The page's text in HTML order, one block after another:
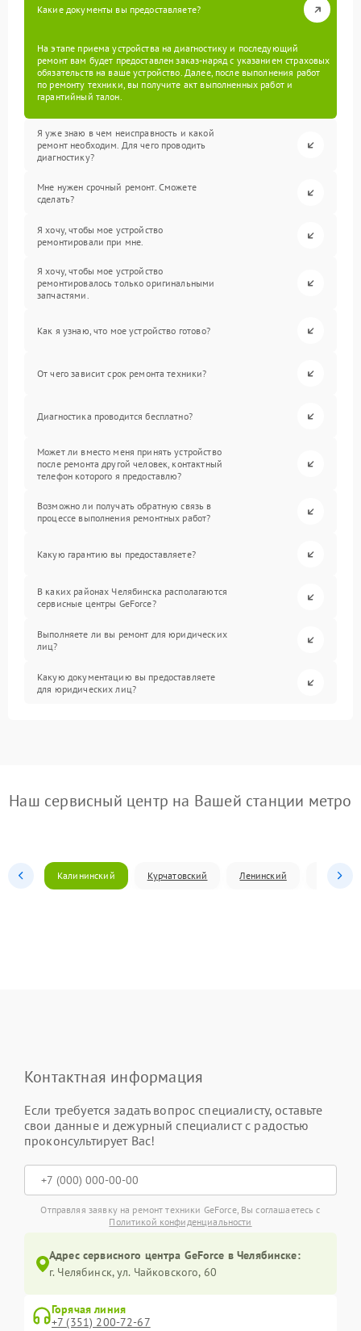
Какие документы вы предоставляете?
На этапе приема устройства на диагностику и последующий
ремонт вам будет предоставлен заказ-наряд с указанием страховых
обязательств на ваше устройство. Далее, после выполнения работ
по ремонту техники, вы получите акт выполненных работ и
гарантийный талон.
Я уже знаю в чем неисправность и какой
ремонт необходим. Для чего проводить
диагностику?
Мне нужен срочный ремонт. Сможете
сделать?
Я хочу, чтобы мое устройство
ремонтировали при мне.
Я хочу, чтобы мое устройство
ремонтировалось только оригинальными
запчастями.
Как я узнаю, что мое устройство готово?
От чего зависит срок ремонта техники?
Диагностика проводится бесплатно?
Может ли вместо меня принять устройство
после ремонта другой человек, контактный
телефон которого я предоставлю?
Возможно ли получать обратную связь в
процессе выполнения ремонтных работ?
Какую гарантию вы предоставляете?
В каких районах Челябинска располагаются
сервисные центры GeForce?
Выполняете ли вы ремонт для юридических
лиц?
Какую документацию вы предоставляете
для юридических лиц?
Наш сервисный центр на Вашей станции метро
Калининский Курчатовский Ленинский
Контактная информация
Если требуется задать вопрос специалисту, оставьте
свои данные и дежурный специалист с радостью
проконсультирует Вас!
Отправляя заявку на ремонт техники GeForce, Вы соглашаетесь с
Политикой конфиденциальности
Адрес сервисного центра GeForce в Челябинске:
г. Челябинск, ул. Чайковского, 60
Горячая линия
+7 (351) 200-72-67